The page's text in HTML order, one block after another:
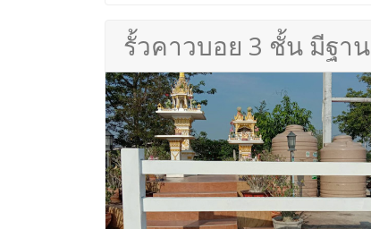
รั้วคาวบอย 3 ชั้น มีฐาน